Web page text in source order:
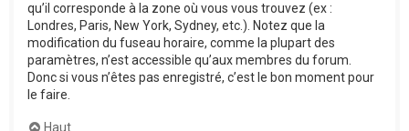
qu’il corresponde à la zone où vous vous trouvez (ex :
Londres, Paris, New York, Sydney, etc.). Notez que la
modification du fuseau horaire, comme la plupart des
paramètres, n’est accessible qu’aux membres du forum.
Donc si vous n’êtes pas enregistré, c’est le bon moment pour
le faire.
Haut